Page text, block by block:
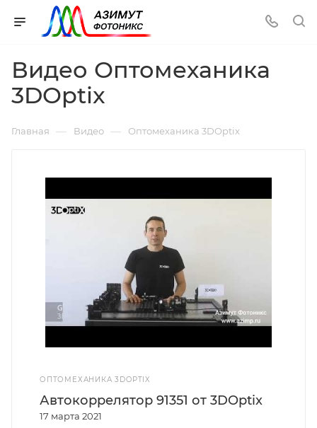
Видео Оптомеханика
3DOptix
Главная — Видео — Оптомеханика 3DOptix
ОПТОМЕХАНИКА 3DOPTIX
17 марта 2021
Автокоррелятор 91351 от 3DOptix